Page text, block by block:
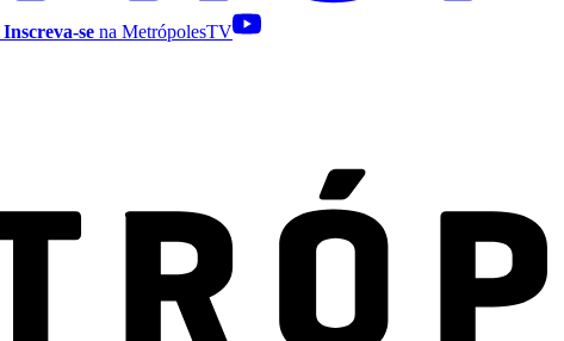
Inscreva-se na MetrópolesTV